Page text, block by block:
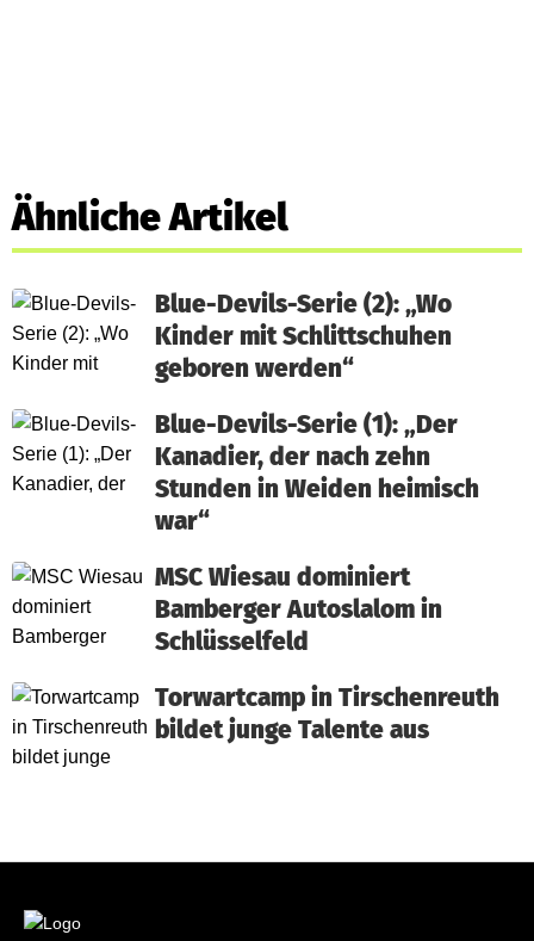
Ähnliche Artikel
Blue-Devils-Serie (2): „Wo
Kinder mit Schlittschuhen
geboren werden“
Blue-Devils-Serie (1): „Der
Kanadier, der nach zehn
Stunden in Weiden heimisch
war“
MSC Wiesau dominiert
Bamberger Autoslalom in
Schlüsselfeld
Torwartcamp in Tirschenreuth
bildet junge Talente aus